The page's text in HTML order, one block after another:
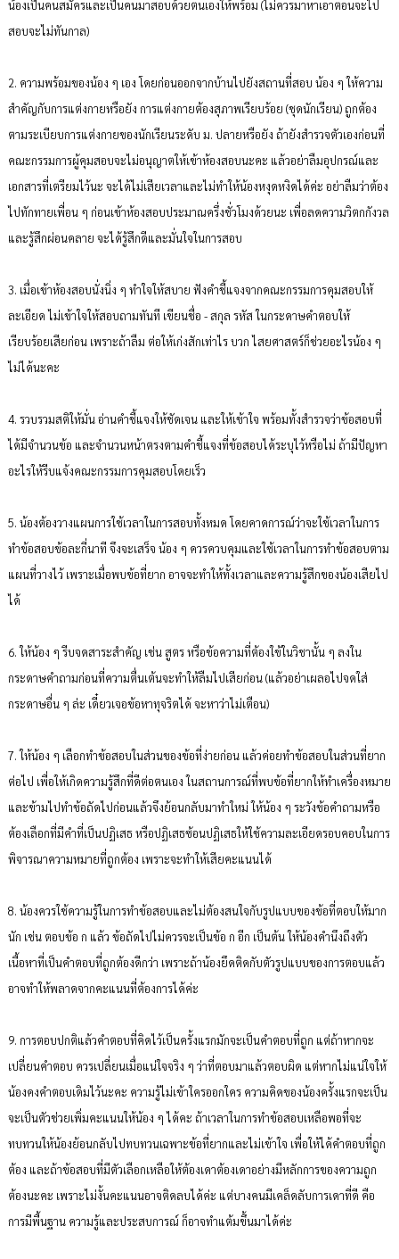
น้องเป็นคนสมัครและเป็นคนมาสอบด้วยตนเองให้พร้อม (ไม่ควรมาหาเอาตอนจะไป
สอบจะไม่ทันกาล)
2. ความพร้อมของน้อง ๆ เอง โดยก่อนออกจากบ้านไปยังสถานที่สอบ น้อง ๆ ให้ความ
สำคัญกับการแต่งกายหรือยัง การแต่งกายต้องสุภาพเรียบร้อย (ชุดนักเรียน) ถูกต้อง
ตามระเบียบการแต่งกายของนักเรียนระดับ ม. ปลายหรือยัง ถ้ายังสำรวจตัวเองก่อนที่
คณะกรรมการผู้คุมสอบจะไม่อนุญาตให้เข้าห้องสอบนะคะ แล้วอย่าลืมอุปกรณ์และ
เอกสารที่เตรียมไว้นะ จะได้ไม่เสียเวลาและไม่ทำให้น้องหงุดหงิดได้ค่ะ อย่าลืมว่าต้อง
ไปทักทายเพื่อน ๆ ก่อนเข้าห้องสอบประมาณครึ่งชั่วโมงด้วยนะ เพื่อลดความวิตกกังวล
และรู้สึกผ่อนคลาย จะได้รู้สึกดีและมั่นใจในการสอบ
3. เมื่อเข้าห้องสอบนั่งนิ่ง ๆ ทำใจให้สบาย ฟังคำชี้แจงจากคณะกรรมการคุมสอบให้
ละเอียด ไม่เข้าใจให้สอบถามทันที เขียนชื่อ - สกุล รหัส ในกระดาษคำตอบให้
เรียบร้อยเสียก่อน เพราะถ้าลืม ต่อให้เก่งสักเท่าไร บวก ไสยศาสตร์ก็ช่วยอะไรน้อง ๆ
ไม่ได้นะคะ
4. รวบรวมสติให้มั่น อ่านคำชี้แจงให้ชัดเจน และให้เข้าใจ พร้อมทั้งสำรวจว่าข้อสอบที่
ได้มีจำนวนข้อ และจำนวนหน้าตรงตามคำชี้แจงที่ข้อสอบได้ระบุไว้หรือไม่ ถ้ามีปัญหา
อะไรให้รีบแจ้งคณะกรรมการคุมสอบโดยเร็ว
5. น้องต้องวางแผนการใช้เวลาในการสอบทั้งหมด โดยคาดการณ์ว่าจะใช้เวลาในการ
ทำข้อสอบข้อละกี่นาที จึงจะเสร็จ น้อง ๆ ควรควบคุมและใช้เวลาในการทำข้อสอบตาม
แผนที่วางไว้ เพราะเมื่อพบข้อที่ยาก อาจจะทำให้ทั้งเวลาและความรู้สึกของน้องเสียไป
ได้
6. ให้น้อง ๆ รีบจดสาระสำคัญ เช่น สูตร หรือข้อความที่ต้องใข้ในวิชานั้น ๆ ลงใน
กระดาษคำถามก่อนที่ความตื่นเต้นจะทำให้ลืมไปเสียก่อน (แล้วอย่าเผลอไปจดใส่
กระดาษอื่น ๆ ล่ะ เดี๋ยวเจอข้อหาทุจริตได้ จะหาว่าไม่เตือน)
7. ให้น้อง ๆ เลือกทำข้อสอบในส่วนของข้อที่ง่ายก่อน แล้วค่อยทำข้อสอบในส่วนที่ยาก
ต่อไป เพื่อให้เกิดความรู้สึกที่ดีต่อตนเอง ในสถานการณ์ที่พบข้อที่ยากให้ทำเครื่องหมาย
และข้ามไปทำข้อถัดไปก่อนแล้วจึงย้อนกลับมาทำใหม่ ให้น้อง ๆ ระวังข้อคำถามหรือ
ต้องเลือกที่มีคำที่เป็นปฏิเสธ หรือปฏิเสธซ้อนปฏิเสธให้ใช้ความละเอียดรอบคอบในการ
พิจารณาความหมายที่ถูกต้อง เพราะจะทำให้เสียคะแนนได้
8. น้องควรใช้ความรู้ในการทำข้อสอบและไม่ต้องสนใจกับรูปแบบของข้อที่ตอบให้มาก
นัก เช่น ตอบข้อ ก แล้ว ข้อถัดไปไม่ควรจะเป็นข้อ ก อีก เป็นต้น ให้น้องคำนึงถึงตัว
เนื้อหาที่เป็นคำตอบที่ถูกต้องดีกว่า เพราะถ้าน้องยึดติดกับตัวรูปแบบของการตอบแล้ว
อาจทำให้พลาดจากคะแนนที่ต้องการได้ค่ะ
9. การตอบปกติแล้วคำตอบที่คิดไว้เป็นครั้งแรกมักจะเป็นคำตอบที่ถูก แต่ถ้าหากจะ
เปลี่ยนคำตอบ ควรเปลี่ยนเมื่อแน่ใจจริง ๆ ว่าที่ตอบมาแล้วตอบผิด แต่หากไม่แน่ใจให้
น้องคงคำตอบเดิมไว้นะคะ ความรู้ไม่เข้าใครออกใคร ความคิดของน้องครั้งแรกจะเป็น
จะเป็นตัวช่วยเพิ่มคะแนนให้น้อง ๆ ได้คะ ถ้าเวลาในการทำข้อสอบเหลือพอที่จะ
ทบทวนให้น้องย้อนกลับไปทบทวนเฉพาะข้อที่ยากและไม่เข้าใจ เพื่อให้ได้คำตอบที่ถูก
ต้อง และถ้าข้อสอบที่มีตัวเลือกเหลือให้ต้องเดาต้องเดาอย่างมีหลักการของความถูก
ต้องนะคะ เพราะไม่งั้นคะแนนอาจติดลบได้ค่ะ แต่บางคนมีเคล็ดลับการเดาที่ดี คือ
การมีพื้นฐาน ความรู้และประสบการณ์ ก็อาจทำแต้มขึ้นมาได้ค่ะ